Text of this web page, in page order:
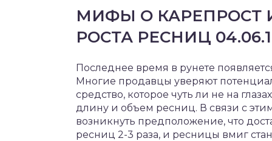
МИФЫ О КАРЕПРОСТ
РОСТА РЕСНИЦ
Последнее время в рунете
Многие продавцы уверяют
средство, которое чуть ли не на
длину и объем ресниц. В связи с
возникнуть предположение, что
ресниц 2-3 раза, и ресницы вмиг